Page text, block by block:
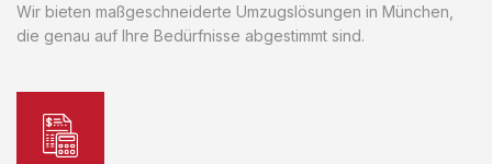
Wir bieten maßgeschneiderte Umzugslösungen in München,
die genau auf Ihre Bedürfnisse abgestimmt sind.